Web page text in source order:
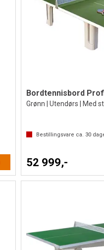
Bordtennisbord
Grønn | Utendørs | Med
Bestillingsvare ca. 30
52 999,-